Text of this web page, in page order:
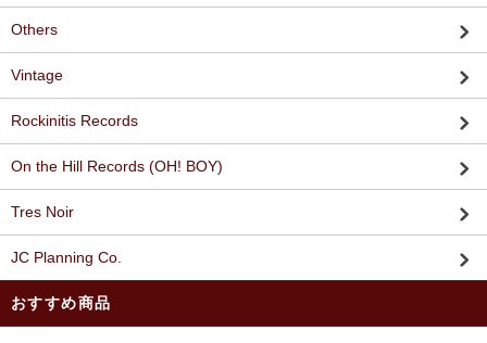
Others
Vintage
Rockinitis Records
On the Hill Records (OH! BOY)
Tres Noir
JC Planning Co.
おすすめ商品